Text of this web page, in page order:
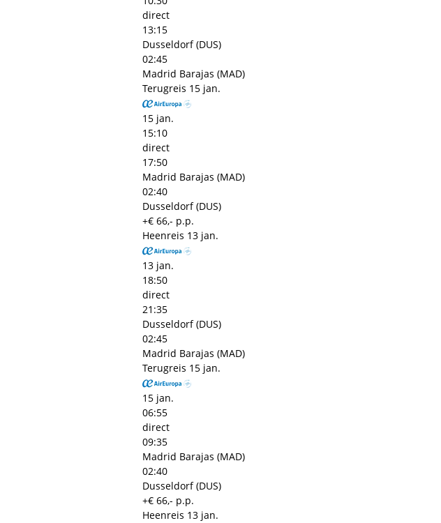
direct
13:15
Dusseldorf (DUS)
02:45
Madrid Barajas (MAD)
Terugreis 15 jan.
15 jan.
15:10
direct
17:50
Madrid Barajas (MAD)
02:40
Dusseldorf (DUS)
+€ 66,- p.p.
Heenreis 13 jan.
13 jan.
18:50
direct
21:35
Dusseldorf (DUS)
02:45
Madrid Barajas (MAD)
Terugreis 15 jan.
15 jan.
06:55
direct
09:35
Madrid Barajas (MAD)
02:40
Dusseldorf (DUS)
+€ 66,- p.p.
Heenreis 13 jan.